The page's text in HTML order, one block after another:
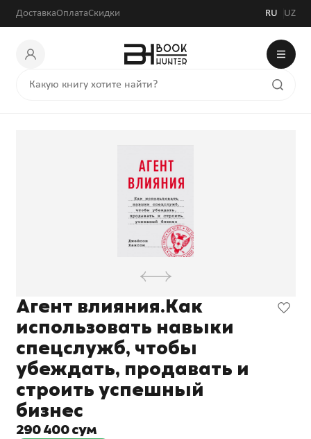
ДоставкаОплатаСкидки RU UZ
Агент влияния.Как
использовать навыки
спецслужб, чтобы
убеждать, продавать и
строить успешный
бизнес
290 400 сум